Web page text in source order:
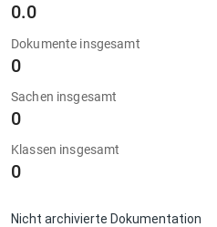
0.0
Dokumente insgesamt
0
Sachen insgesamt
0
Klassen insgesamt
0
Nicht archivierte Dokumentation